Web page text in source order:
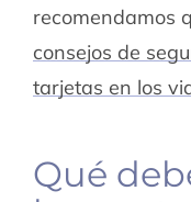
recomendamos
consejos de
tarjetas en los
Qué